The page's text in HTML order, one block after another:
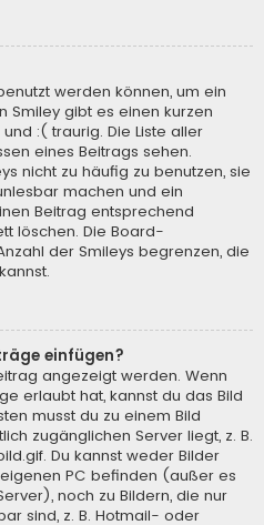
werden können, um ein
Smiley gibt es einen kurzen
:( traurig. Die Liste aller
eines Beitrags sehen.
nicht zu häufig zu benutzen, sie
machen und ein
Beitrag entsprechend
löschen. Die Board-
der Smileys begrenzen, die
einfügen?
angezeigt werden. Wenn
erlaubt hat, kannst du das Bild
musst du zu einem Bild
zugänglichen Server liegt, z. B.
Du kannst weder Bilder
PC befinden (außer es
noch zu Bildern, die nur
sind, z. B. Hotmail- oder